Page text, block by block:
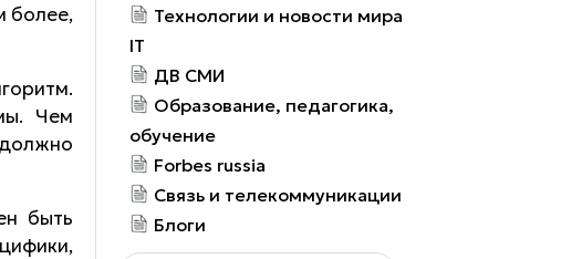
более,
Чем
быть
Технологии и новости мира
IT
ДВ СМИ
Образование, педагогика,
обучение
Forbes russia
Связь и телекоммуникации
Блоги